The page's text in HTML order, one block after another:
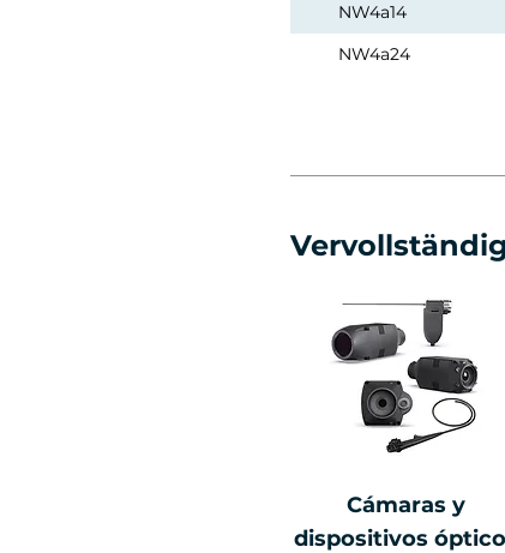
NW4a14
NW4a24
Cámaras y
dispositivos